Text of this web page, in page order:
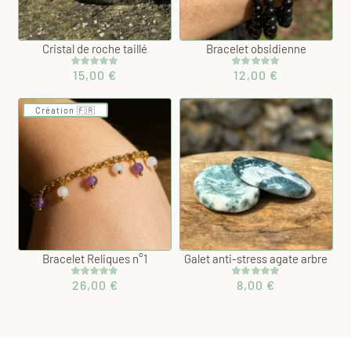
Cristal de roche taillé
Noté5.00
sur 5 basé
1
notation
client
15,00 €
Bracelet obsidienne
Noté5.00
sur 5 basé
2
notations
12,00 €
Création 🇫🇷
Bracelet Reliques n°1
Noté5.00
1
26,00 €
Galet anti-stress agate arbre
Noté 5.00
18,00 €